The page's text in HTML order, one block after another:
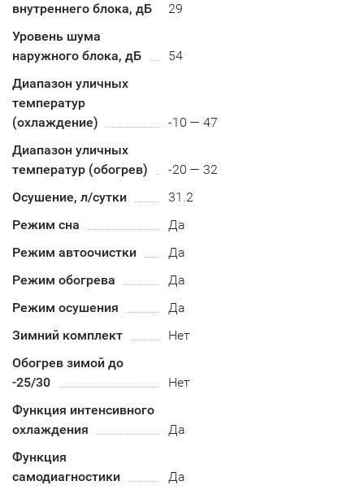
внутреннего блока, дБ
29
Уровень шума
наружного блока, дБ
54
Диапазон уличных
температур
(охлаждение)
-10 — 47
Диапазон уличных
температур (обогрев)
-20 — 32
Осушение, л/сутки
31.2
Режим сна
Да
Режим автоочистки
Да
Режим обогрева
Да
Режим осушения
Да
Зимний комплект
Нет
Обогрев зимой до
-25/30
Нет
Функция интенсивного
охлаждения
Да
Функция
самодиагностики
Да